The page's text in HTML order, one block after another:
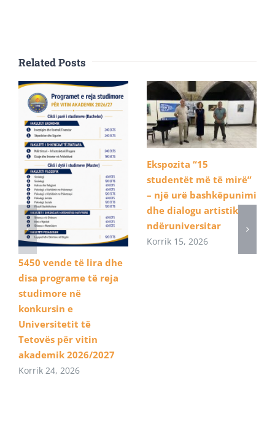
Related Posts
5450 vende të lira dhe
disa programe të reja
studimore në
konkursin e
Universitetit të
Tetovës për vitin
akademik 2026/2027
Korrik 24, 2026
Ekspozita “15
studentët më të mirë”
– një urë bashkëpunimi
dhe dialogu artistik
ndëruniversitar
Korrik 15, 2026